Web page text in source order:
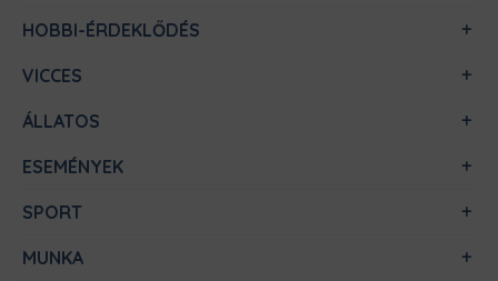
HOBBI-ÉRDEKLŐDÉS
VICCES
ÁLLATOS
ESEMÉNYEK
SPORT
MUNKA